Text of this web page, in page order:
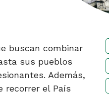
buscan combinar
sus pueblos
Además,
recorrer el País